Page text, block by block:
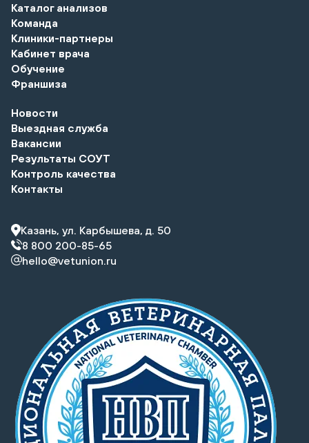
Каталог анализов
Команда
Клиники-партнеры
Кабинет врача
Обучение
Франшиза
Новости
Выездная служба
Вакансии
Результаты СОУТ
Контроль качества
Контакты
Казань, ул. Карбышева, д. 50
8 800 200-85-65
hello@vetunion.ru